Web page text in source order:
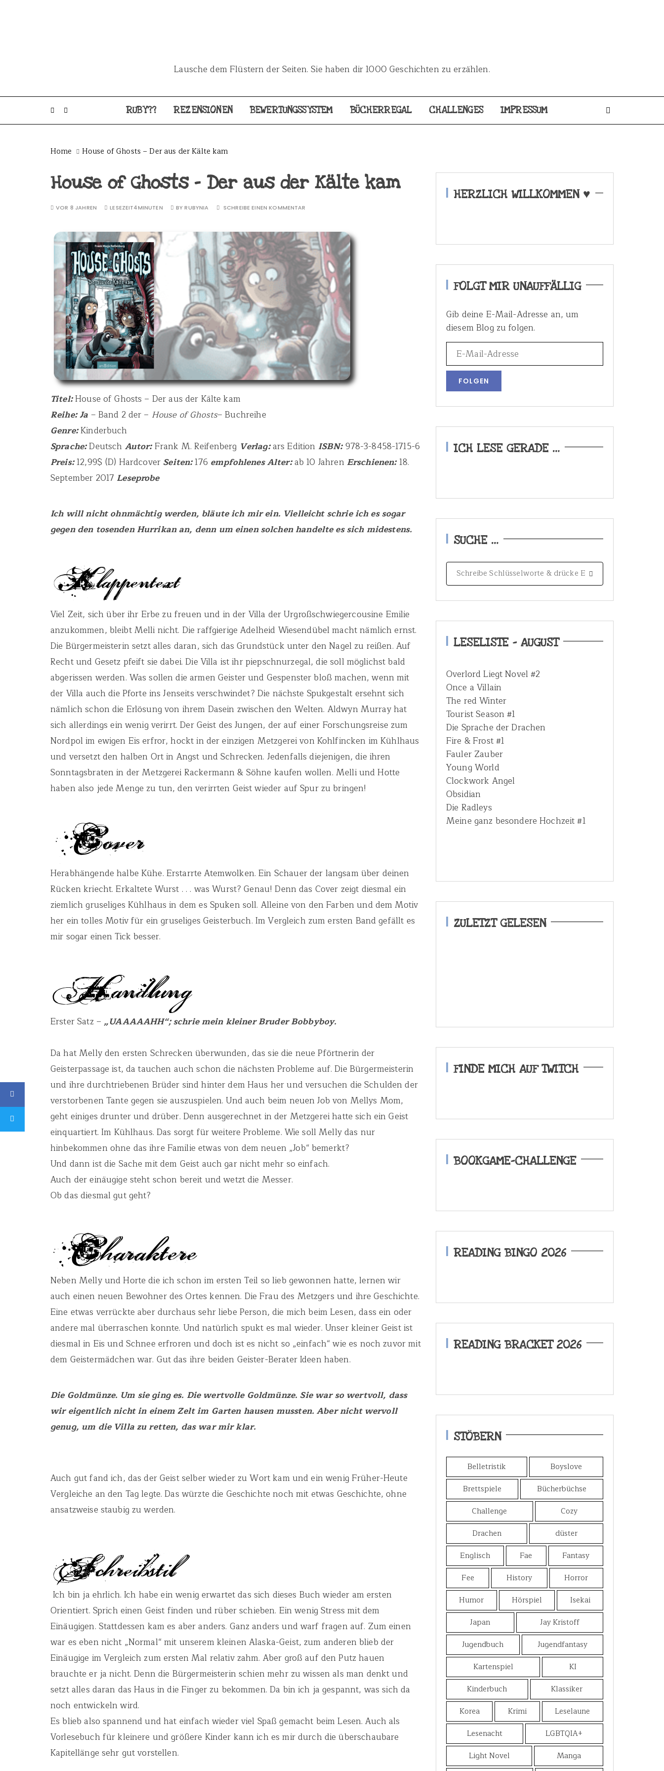
o
t
Lausche dem Flüstern der Seiten. Sie haben dir 1000 Geschichten zu erzählen.
RUBY?? REZENSIONEN BEWERTUNGSSYSTEM BÜCHERREGAL CHALLENGES IMPRESSUM
Home House of Ghosts – Der aus der Kälte kam
House of Ghosts – Der aus der Kälte kam
VOR 8 JAHREN LESEZEIT4MINUTEN BYRUBYNIA SCHREIBE EINEN KOMMENTAR
Titel:House of Ghosts – Der aus der Kälte kam
Reihe: Ja – Band 2 der – House of Ghosts– Buchreihe
Genre:Kinderbuch
Sprache:Deutsch Autor:Frank M. Reifenberg Verlag:ars Edition ISBN:978-3-8458-1715-6
Preis:12,99$ (D) Hardcover Seiten:176 empfohlenes Alter:ab 10 Jahren Erschienen:18.
September 2017 Leseprobe
Ich will nicht ohnmächtig werden, bläute ich mir ein. Vielleicht schrie ich es sogar
gegen den tosenden Hurrikan an, denn um einen solchen handelte es sich midestens.
Viel Zeit, sich über ihr Erbe zu freuen und in der Villa der Urgroßschwiegercousine Emilie
anzukommen, bleibt Melli nicht. Die raffgierige Adelheid Wiesendübel macht nämlich ernst.
Die Bürgermeisterin setzt alles daran, sich das Grundstück unter den Nagel zu reißen. Auf
Recht und Gesetz pfeift sie dabei. Die Villa ist ihr piepschnurzegal, die soll möglichst bald
abgerissen werden. Was sollen die armen Geister und Gespenster bloß machen, wenn mit
der Villa auch die Pforte ins Jenseits verschwindet? Die nächste Spukgestalt ersehnt sich
nämlich schon die Erlösung von ihrem Dasein zwischen den Welten. Aldwyn Murray hat
sich allerdings ein wenig verirrt. Der Geist des Jungen, der auf einer Forschungsreise zum
Nordpol im ewigen Eis erfror, hockt in der einzigen Metzgerei von Kohlfincken im Kühlhaus
und versetzt den halben Ort in Angst und Schrecken. Jedenfalls diejenigen, die ihren
Sonntagsbraten in der Metzgerei Rackermann & Söhne kaufen wollen. Melli und Hotte
haben also jede Menge zu tun, den verirrten Geist wieder auf Spur zu bringen!
Herabhängende halbe Kühe. Erstarrte Atemwolken. Ein Schauer der langsam über deinen
Rücken kriecht. Erkaltete Wurst . . . was Wurst? Genau! Denn das Cover zeigt diesmal ein
ziemlich gruseliges Kühlhaus in dem es Spuken soll. Alleine von den Farben und dem Motiv
her ein tolles Motiv für ein gruseliges Geisterbuch. Im Vergleich zum ersten Band gefällt es
mir sogar einen Tick besser.
Erster Satz –„UAAAAAHH“; schrie mein kleiner Bruder Bobbyboy.
Da hat Melly den ersten Schrecken überwunden, das sie die neue Pförtnerin der
Geisterpassage ist, da tauchen auch schon die nächsten Probleme auf. Die Bürgermeisterin
und ihre durchtriebenen Brüder sind hinter dem Haus her und versuchen die Schulden der
verstorbenen Tante gegen sie auszuspielen. Und auch beim neuen Job von Mellys Mom,
geht einiges drunter und drüber. Denn ausgerechnet in der Metzgerei hatte sich ein Geist
einquartiert. Im Kühlhaus. Das sorgt für weitere Probleme. Wie soll Melly das nur
hinbekommen ohne das ihre Familie etwas von dem neuen „Job“ bemerkt?
Und dann ist die Sache mit dem Geist auch gar nicht mehr so einfach.
Auch der einäugige steht schon bereit und wetzt die Messer.
Ob das diesmal gut geht?
Neben Melly und Horte die ich schon im ersten Teil so lieb gewonnen hatte, lernen wir
auch einen neuen Bewohner des Ortes kennen. Die Frau des Metzgers und ihre Geschichte.
Eine etwas verrückte aber durchaus sehr liebe Person, die mich beim Lesen, dass ein oder
andere mal überraschen konnte. Und natürlich spukt es mal wieder. Unser kleiner Geist ist
diesmal in Eis und Schnee erfroren und doch ist es nicht so „einfach“ wie es noch zuvor mit
dem Geistermädchen war. Gut das ihre beiden Geister-Berater Ideen haben.
Die Goldmünze. Um sie ging es. Die wertvolle Goldmünze. Sie war so wertvoll, dass
wir eigentlich nicht in einem Zelt im Garten hausen mussten. Aber nicht wervoll
genug, um die Villa zu retten, das war mir klar.
Auch gut fand ich, das der Geist selber wieder zu Wort kam und ein wenig Früher-Heute
Vergleiche an den Tag legte. Das würzte die Geschichte noch mit etwas Geschichte, ohne
ansatzweise staubig zu werden.
Ich bin ja ehrlich. Ich habe ein wenig erwartet das sich dieses Buch wieder am ersten
Orientiert. Sprich einen Geist finden und rüber schieben. Ein wenig Stress mit dem
Einäugigen. Stattdessen kam es aber anders. Ganz anders und warf fragen auf. Zum einen
war es eben nicht „Normal“ mit unserem kleinen Alaska-Geist, zum anderen blieb der
Einäugige im Vergleich zum ersten Mal relativ zahm. Aber groß auf den Putz hauen
brauchte er ja nicht. Denn die Bürgermeisterin schien mehr zu wissen als man denkt und
setzt alles daran das Haus in die Finger zu bekommen. Da bin ich ja gespannt, was sich da
noch entwickeln wird.
Es blieb also spannend und hat einfach wieder viel Spaß gemacht beim Lesen. Auch als
Vorlesebuch für kleinere und größere Kinder kann ich es mir durch die überschaubare
Kapitellänge sehr gut vorstellen.
HERZLICH WILLKOMMEN ♥
FOLGT MIR UNAUFFÄLLIG
Gib deine E-Mail-Adresse an, um
diesem Blog zu folgen.
ICH LESE GERADE …
SUCHE …
S
e
c
h
f
r
:
LESELISTE – AUGUST
Overlord Liegt Novel #2
Once a Villain
The red Winter
Tourist Season #1
Die Sprache der Drachen
Fire & Frost #1
Fauler Zauber
Young World
Clockwork Angel
Obsidian
Die Radleys
Meine ganz besondere Hochzeit #1
ZULETZT GELESEN
FINDE MICH AUF TWITCH
BOOKGAME-CHALLENGE
READING BINGO 2026
READING BRACKET 2026
STÖBERN
Belletristik
Boyslove
Brettspiele
Bücherbüchse
Challenge
Cozy
Drachen
düster
Englisch
Fae
Fantasy
Fee
History
Horror
Humor
Hörspiel
Isekai
Japan
Jay Kristoff
Jugendbuch
Jugendfantasy
Kartenspiel
KI
Kinderbuch
Klassiker
Korea
Krimi
Leselaune
Lesenacht
LGBTQIA+
Light Novel
Manga